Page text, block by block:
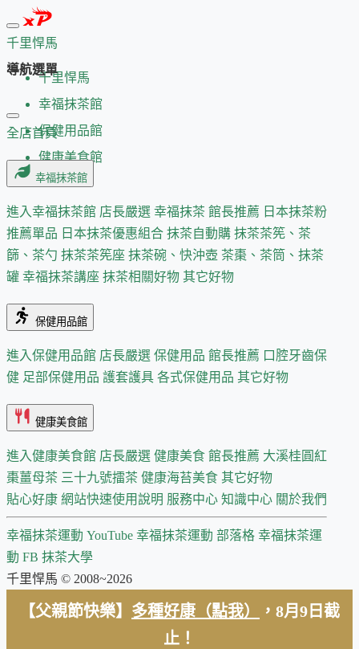
千里悍馬
千里悍馬
幸福抹茶館
保健用品館
健康美食館
導航選單
全店首頁
幸福抹茶館
進入幸福抹茶館 店長嚴選 幸福抹茶 館長推薦 日本抹茶粉
推薦單品 日本抹茶優惠組合 抹茶自動購 抹茶茶筅、茶
篩、茶勺 抹茶茶筅座 抹茶碗、快沖壺 茶棗、茶筒、抹茶
罐 幸福抹茶講座 抹茶相關好物 其它好物
保健用品館
進入保健用品館 店長嚴選 保健用品 館長推薦 口腔牙齒保
健 足部保健用品 護套護具 各式保健用品 其它好物
健康美食館
進入健康美食館 店長嚴選 健康美食 館長推薦 大溪桂圓紅
棗薑母茶 三十九號擂茶 健康海苔美食 其它好物
貼心好康 網站快速使用說明 服務中心 知識中心 關於我們
幸福抹茶運動 YouTube 幸福抹茶運動 部落格 幸福抹茶運
動 FB 抹茶大學
千里悍馬 © 2008~2026
【父親節快樂】 多種好康（點我）
，8月9日截
止！